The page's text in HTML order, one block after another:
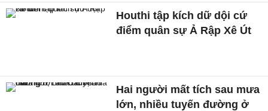
Houthi tập kích dữ dội cứ
điểm quân sự Ả Rập Xê Út
Hai người mất tích sau mưa
lớn, nhiều tuyến đường ở